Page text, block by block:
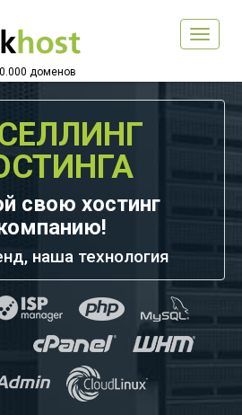
Toggle
доменов
свою хостинг
наша технология